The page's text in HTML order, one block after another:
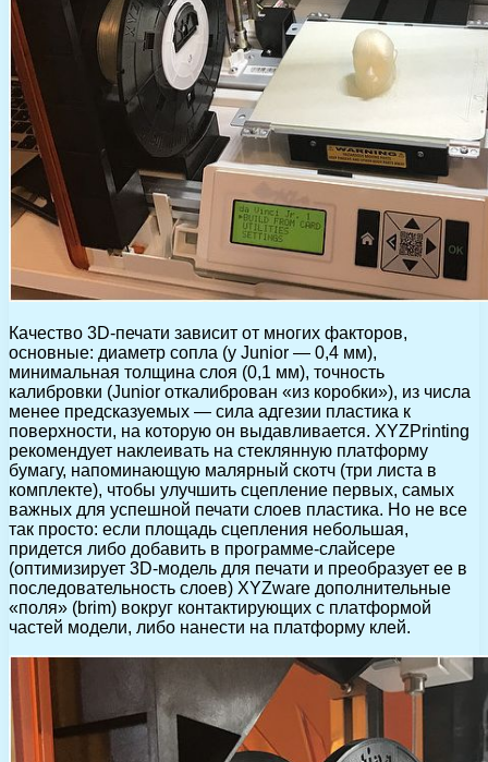
Качество 3D-печати зависит от многих факторов,
основные: диаметр сопла (у Junior — 0,4 мм),
минимальная толщина слоя (0,1 мм), точность
калибровки (Junior откалиброван «из коробки»), из числа
менее предсказуемых — сила адгезии пластика к
поверхности, на которую он выдавливается. XYZPrinting
рекомендует наклеивать на стеклянную платформу
бумагу, напоминающую малярный скотч (три листа в
комплекте), чтобы улучшить сцепление первых, самых
важных для успешной печати слоев пластика. Но не все
так просто: если площадь сцепления небольшая,
придется либо добавить в программе-слайсере
(оптимизирует 3D-модель для печати и преобразует ее в
последовательность слоев) XYZware дополнительные
«поля» (brim) вокруг контактирующих с платформой
частей модели, либо нанести на платформу клей.